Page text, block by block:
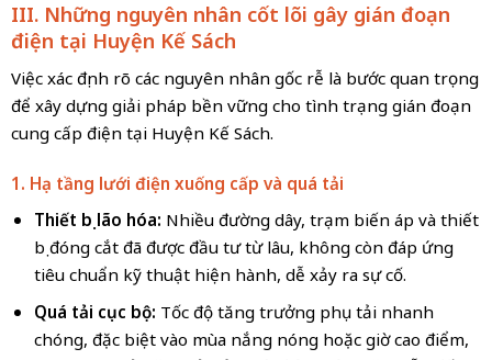
III. Những nguyên nhân cốt lõi gây gián đoạn
điện tại Huyện Kế Sách
Việc xác định rõ các nguyên nhân gốc rễ là bước quan trọng
để xây dựng giải pháp bền vững cho tình trạng gián đoạn
cung cấp điện tại Huyện Kế Sách.
1. Hạ tầng lưới điện xuống cấp và quá tải
Thiết bị lão hóa: Nhiều đường dây, trạm biến áp và thiết
bị đóng cắt đã được đầu tư từ lâu, không còn đáp ứng
tiêu chuẩn kỹ thuật hiện hành, dễ xảy ra sự cố.
Quá tải cục bộ: Tốc độ tăng trưởng phụ tải nhanh
chóng, đặc biệt vào mùa nắng nóng hoặc giờ cao điểm,